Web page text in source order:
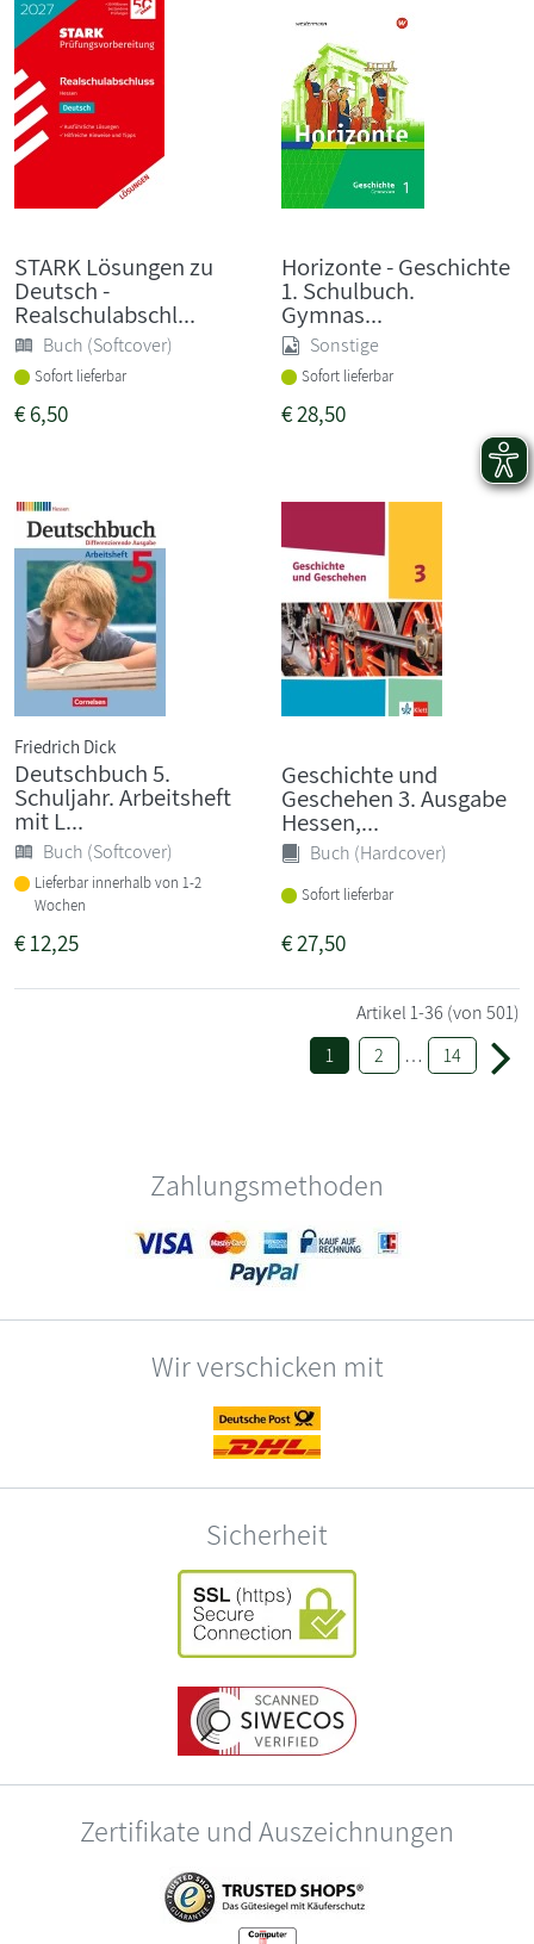
STARK Lösungen zu
Deutsch -
Realschulabschl...
Buch (Softcover)
Sofort lieferbar
€6,50
Horizonte - Geschichte
1. Schulbuch.
Gymnas...
Sonstige
Sofort lieferbar
€28,50
Friedrich Dick
Deutschbuch 5.
Schuljahr. Arbeitsheft
mit L...
Buch (Softcover)
Lieferbar innerhalb von 1-2
Wochen
€12,25
Geschichte und
Geschehen 3. Ausgabe
Hessen,...
Buch (Hardcover)
Sofort lieferbar
€27,50
Artikel1-36 (von 501)
1
2 … 14
Zahlungsmethoden
Wir verschicken mit
Sicherheit
Zertifikate und Auszeichnungen